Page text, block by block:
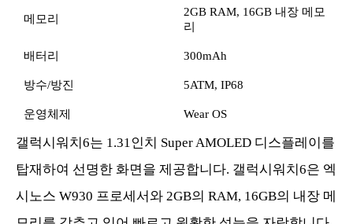
메모리
2GB RAM, 16GB 내장 메모
리
배터리 300mAh
방수/방진 5ATM, IP68
운영체제 Wear OS
갤럭시워치6는 1.31인치 Super AMOLED 디스플레이를
탑재하여 선명한 화면을 제공합니다. 갤럭시워치6은 엑
시노스 W930 프로세서와 2GB의 RAM, 16GB의 내장 메